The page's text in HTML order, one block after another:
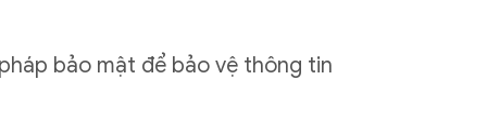
bảo mật để bảo vệ thông tin